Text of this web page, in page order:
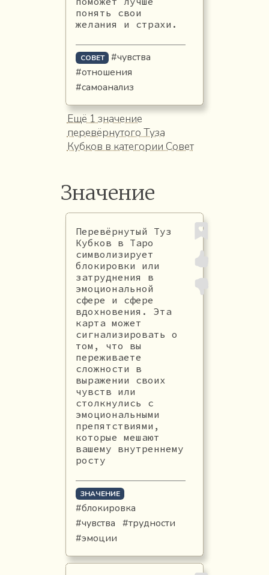
понять свои
желания и страхи.
СОВЕТ
#чувства
#отношения
#самоанализ
Ещё 1 значение
перевёрнутого Туза
Кубков в категории Совет
Значение
Перевёрнутый Туз
Кубков в Таро
символизирует
блокировки или
затруднения в
эмоциональной
сфере и сфере
вдохновения. Эта
карта может
сигнализировать о
том, что вы
переживаете
сложности в
выражении своих
чувств или
столкнулись с
эмоциональными
препятствиями,
которые мешают
вашему внутреннему
росту
ЗНАЧЕНИЕ
#блокировка
#чувства #трудности
#эмоции